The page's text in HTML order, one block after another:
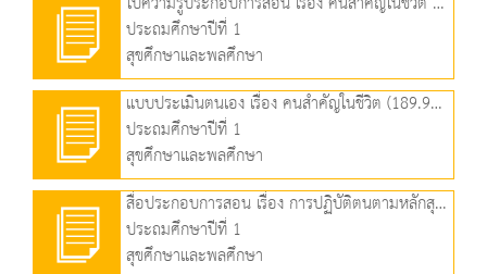
ประถมศึกษาปีที่ 1
สุขศึกษาและพลศึกษา
แบบประเมินตนเอง เรื่อง คนสำคัญในชีวิต (189.90 KB)
ประถมศึกษาปีที่ 1
สุขศึกษาและพลศึกษา
สื่อประกอบการสอน เรื่อง การปฏิบัติตนตามหลักสุขบัญญัติแห่งชาติ ข้อที่ 1 (3.78 MB)
ประถมศึกษาปีที่ 1
สุขศึกษาและพลศึกษา